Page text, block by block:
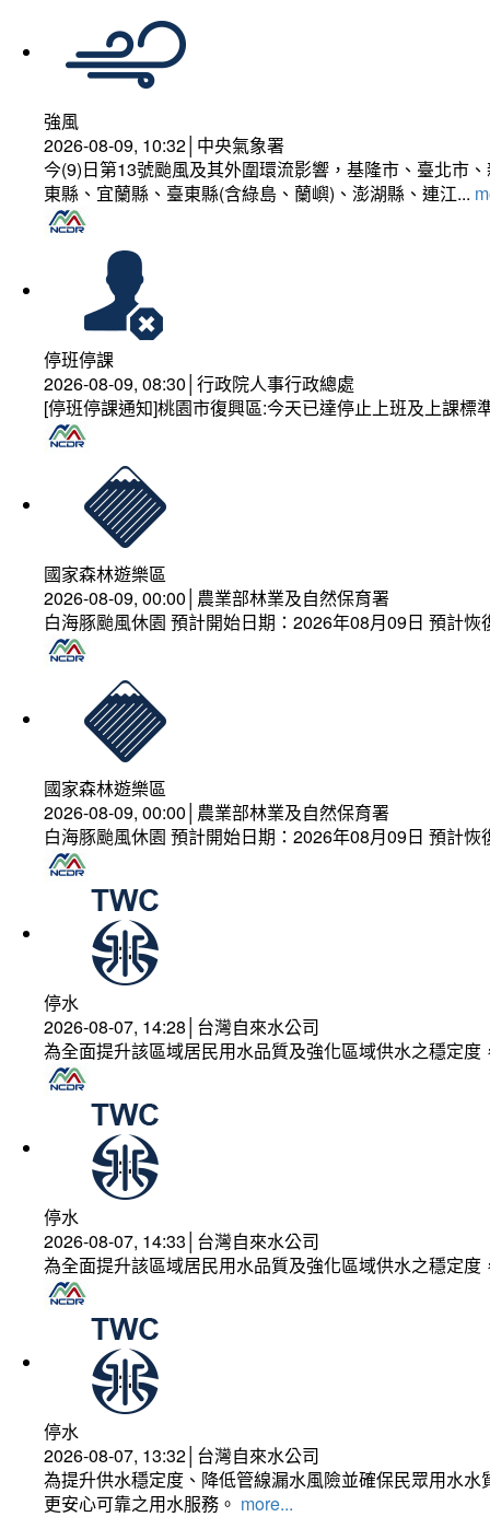
強風
2026-08-09, 10:32│中央氣象署
今(9)日第13號颱風及其外圍環流影響，基隆市、臺北市
東縣、宜蘭縣、臺東縣(含綠島、蘭嶼)、澎湖縣、連江...
停班停課
2026-08-09, 08:30│行政院人事行政總處
[停班停課通知]桃園市復興區:今天已達停止上班及上課
國家森林遊樂區
2026-08-09, 00:00│農業部林業及自然保育署
白海豚颱風休園 預計開始日期：2026年08月09日 預計
國家森林遊樂區
2026-08-09, 00:00│農業部林業及自然保育署
白海豚颱風休園 預計開始日期：2026年08月09日 預計
停水
2026-08-07, 14:28│台灣自來水公司
為全面提升該區域居民用水品質及強化區域供水之穩定
停水
2026-08-07, 14:33│台灣自來水公司
為全面提升該區域居民用水品質及強化區域供水之穩定
停水
2026-08-07, 13:32│台灣自來水公司
為提升供水穩定度、降低管線漏水風險並確保民眾用水
更安心可靠之用水服務。 more...